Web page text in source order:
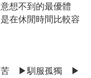
想不到的最優體
在休閒時間比較容
苦 ▶馴服孤獨 ▶